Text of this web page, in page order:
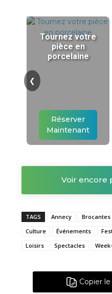
Tournez votre
pièce en
porcelaine
Réserver
Maintenant
❮
Voir encore
TAGS Annecy
Culture
Événements
Loisirs
Spectacles
Copier